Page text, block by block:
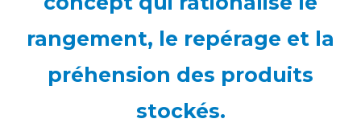
rangement, le repérage et la
préhension des produits
stockés.